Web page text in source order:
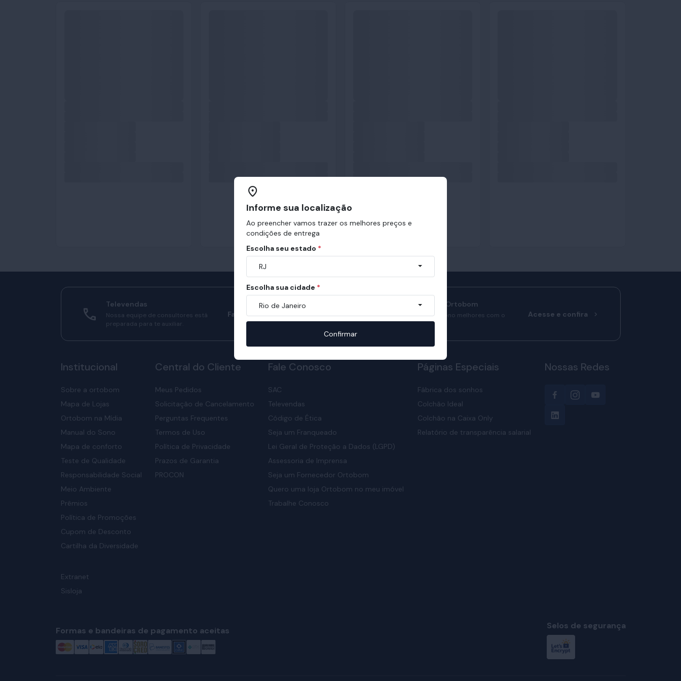
Televendas
Nossa equipe de consultores está
preparada para te auxiliar.
Fale com consultores
Manual do Sono Ortobom
Confira como ter sono melhores com o
nosso manual.
Acesse e confira
Institucional
Sobre a ortobom
Mapa de Lojas
Ortobom na Mídia
Manual do Sono
Mapa de conforto
Teste de Qualidade
Responsabilidade Social
Meio Ambiente
Prêmios
Política de Promoções
Cupom de Desconto
Cartilha da Diversidade
Extranet
Sisloja
Central do Cliente
Meus Pedidos
Solicitação de Cancelamento
Perguntas Frequentes
Termos de Uso
Política de Privacidade
Prazos de Garantia
PROCON
Fale Conosco
SAC
Televendas
Código de Ética
Seja um Franqueado
Lei Geral de Proteção a Dados (LGPD)
Assessoria de Imprensa
Seja um Fornecedor Ortobom
Quero uma loja Ortobom no meu imóvel
Trabalhe Conosco
Páginas Especiais
Fábrica dos sonhos
Colchão Ideal
Colchão na Caixa Only
Relatório de transparência salarial
Nossas Redes
Formas e bandeiras de pagamento aceitas Selos de segurança
Informe sua localização
Ao preencher vamos trazer os melhores preços e
condições de entrega
Escolha seu estado *
RJ
Escolha sua cidade *
Rio de Janeiro
Confirmar